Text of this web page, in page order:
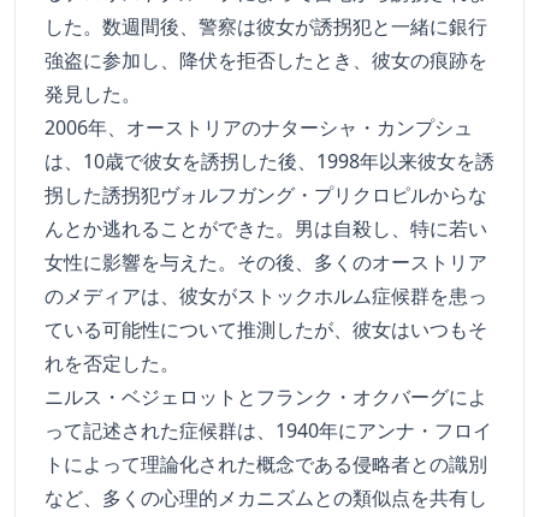
した。数週間後、警察は彼女が誘拐犯と一緒に銀行
強盗に参加し、降伏を拒否したとき、彼女の痕跡を
発見した。
2006年、オーストリアのナターシャ・カンプシュ
は、10歳で彼女を誘拐した後、1998年以来彼女を誘
拐した誘拐犯ヴォルフガング・プリクロピルからな
んとか逃れることができた。男は自殺し、特に若い
女性に影響を与えた。その後、多くのオーストリア
のメディアは、彼女がストックホルム症候群を患っ
ている可能性について推測したが、彼女はいつもそ
れを否定した。
ニルス・ベジェロットとフランク・オクバーグによ
って記述された症候群は、1940年にアンナ・フロイ
トによって理論化された概念である侵略者との識別
など、多くの心理的メカニズムとの類似点を共有し